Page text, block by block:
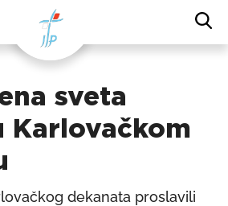
sveta
Karlovačkom
dekanata proslavili